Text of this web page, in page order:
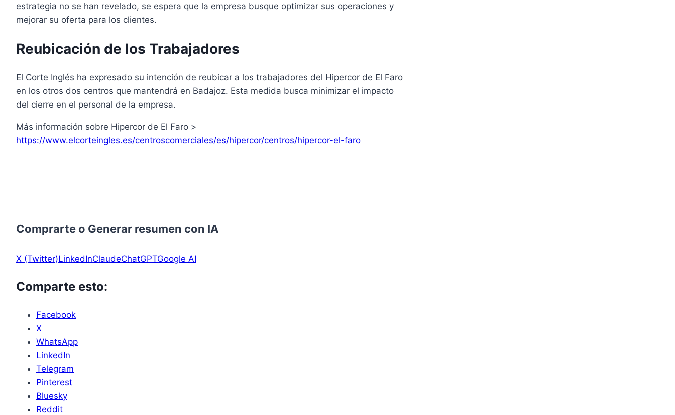
estrategia no se han revelado, se espera que la empresa busque optimizar sus operaciones y
mejorar su oferta para los clientes.
Reubicación de los Trabajadores
El Corte Inglés ha expresado su intención de reubicar a los trabajadores del Hipercor de El Faro
en los otros dos centros que mantendrá en Badajoz. Esta medida busca minimizar el impacto
del cierre en el personal de la empresa.
Más información sobre Hipercor de El Faro >
https://www.elcorteingles.es/centroscomerciales/es/hipercor/centros/hipercor-el-faro
Comprarte o Generar resumen con IA
X (Twitter)LinkedInClaudeChatGPTGoogle AI
Comparte esto:
Facebook
X
WhatsApp
LinkedIn
Telegram
Pinterest
Bluesky
Reddit